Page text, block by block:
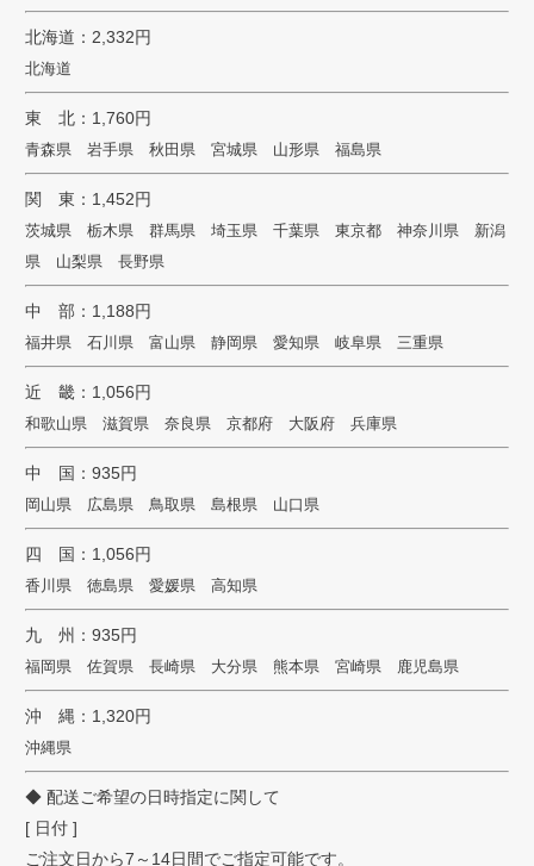
北海道：2,332円
北海道
東 北：1,760円
青森県 岩手県 秋田県 宮城県 山形県 福島県
関 東：1,452円
茨城県 栃木県 群馬県 埼玉県 千葉県 東京都 神奈川県 新潟
県 山梨県 長野県
中 部：1,188円
福井県 石川県 富山県 静岡県 愛知県 岐阜県 三重県
近 畿：1,056円
和歌山県 滋賀県 奈良県 京都府 大阪府 兵庫県
中 国：935円
岡山県 広島県 鳥取県 島根県 山口県
四 国：1,056円
香川県 徳島県 愛媛県 高知県
九 州：935円
福岡県 佐賀県 長崎県 大分県 熊本県 宮崎県 鹿児島県
沖 縄：1,320円
沖縄県
◆ 配送ご希望の日時指定に関して
[ 日付 ]
ご注文日から7～14日間でご指定可能です。